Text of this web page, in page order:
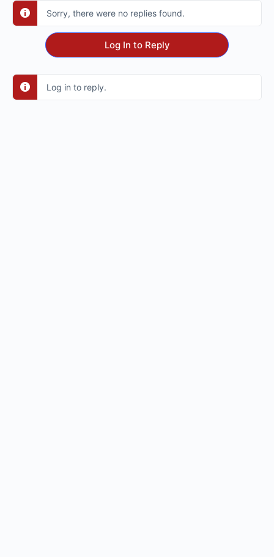
Sorry, there were no replies found.
Log In to Reply
Log in to reply.